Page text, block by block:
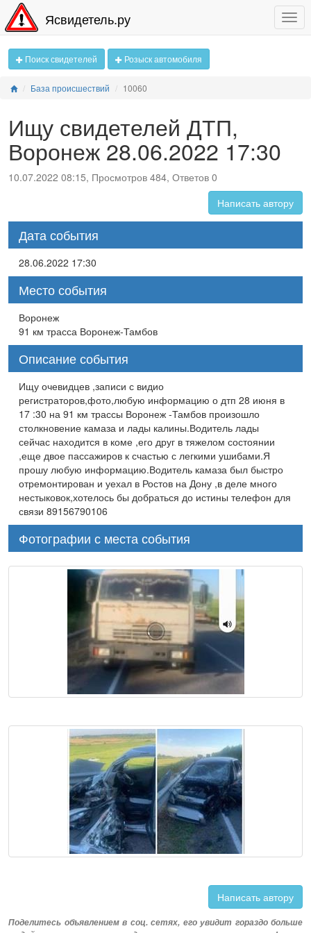
Ясвидетель.ру
Поиск свидетелей Розыск автомобиля
База происшествий 10060
Ищу свидетелей ДТП,
Воронеж 28.06.2022 17:30
10.07.2022 08:15, Просмотров 484, Ответов 0
Написать автору
Дата события
28.06.2022 17:30
Место события
Воронеж
91 км трасса Воронеж-Тамбов
Описание события
Ищу очевидцев ,записи с видио
регистраторов,фото,любую информацию о дтп 28 июня в
17 :30 на 91 км трассы Воронеж -Тамбов произошло
столкновение камаза и лады калины.Водитель лады
сейчас находится в коме ,его друг в тяжелом состоянии
,еще двое пассажиров к счастью с легкими ушибами.Я
прошу любую информацию.Водитель камаза был быстро
отремонтирован и уехал в Ростов на Дону ,в деле много
нестыковок,хотелось бы добраться до истины телефон для
связи 89156790106
Фотографии с места события
Написать автору
Поделитесь объявлением в соц. сетях, его увидит гораздо больше